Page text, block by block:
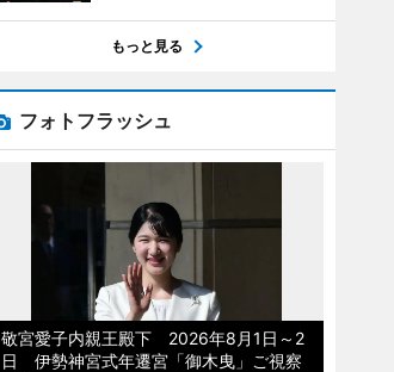
もっと見る
フォトフラッシュ
敬宮愛子内親王殿下 2026年8月1日～2
日 伊勢神宮式年遷宮「御木曳」ご視察